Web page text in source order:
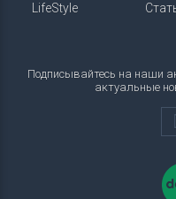
LifeStyle
Подписывайтесь на наши
актуальные